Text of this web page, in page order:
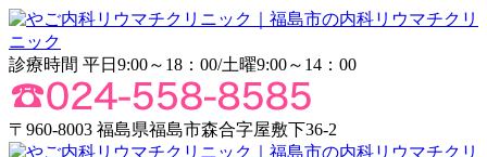
診療時間 平日9:00～18：00/土曜9:00～14：00
〒960-8003 福島県福島市森合字屋敷下36-2